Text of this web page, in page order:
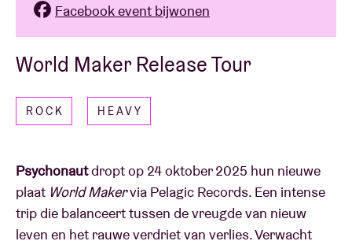
World Maker Release Tour
ROCK HEAVY
Psychonautdropt op 24 oktober 2025 hun nieuwe
plaat World Makervia Pelagic Records. Een intense
trip die balanceert tussen de vreugde van nieuw
leven en het rauwe verdriet van verlies. Verwacht
Facebook event bijwonen